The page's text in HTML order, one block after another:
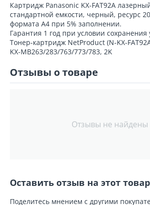
Картридж Panasonic KX-FAT92A
стандартной емкости, черный, ресурс
формата А4 при 5% заполнении.
Гарантия 1 год при условии сохранения
Тонер-картридж NetProduct (N-KX-
KX-MB263/283/763/773/783, 2K
Отзывы о товаре
Отзывы не найдены
Оставить отзыв на этот товар
Поделитесь мнением с другими